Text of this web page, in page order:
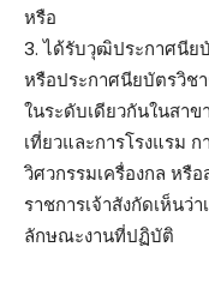
หรือ
3. ได้รับวุฒิประกาศนีย
หรือประกาศนียบัตรวิ
ในระดับเดียวกันในสา
เที่ยวและการโรงแรม
วิศวกรรมเครื่องกล หรื
ราชการเจ้าสังกัดเห็น
ลักษณะงานที่ปฏิบัติ